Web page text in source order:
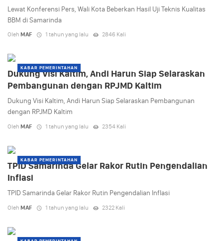
Lewat Konferensi Pers, Wali Kota Beberkan Hasil Uji Teknis Kualitas
BBM di Samarinda
Oleh MAF 1 tahun yang lalu 2846 Kali
KABAR PEMERINTAHAN
Dukung Visi Kaltim, Andi Harun Siap Selaraskan
Pembangunan dengan RPJMD Kaltim
Dukung Visi Kaltim, Andi Harun Siap Selaraskan Pembangunan
dengan RPJMD Kaltim
Oleh MAF 1 tahun yang lalu 2354 Kali
KABAR PEMERINTAHAN
TPID Samarinda Gelar Rakor Rutin Pengendalian
Inflasi
TPID Samarinda Gelar Rakor Rutin Pengendalian Inflasi
Oleh MAF 1 tahun yang lalu 2322 Kali